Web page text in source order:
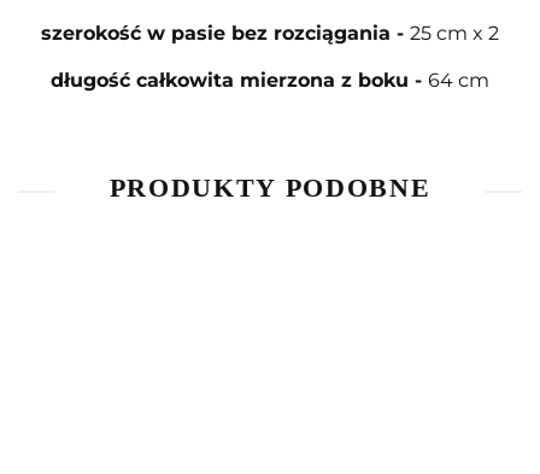
szerokość w pasie bez rozciągania - 25 cm x 2
długość całkowita mierzona z boku - 64 cm
PRODUKTY PODOBNE